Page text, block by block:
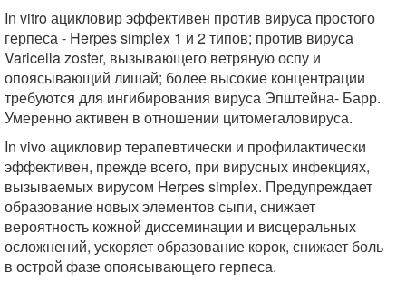
In vitro ацикловир эффективен против вируса простого
герпеса - Herpes simplex 1 и 2 типов; против вируса
Varicella zoster, вызывающего ветряную оспу и
опоясывающий лишай; более высокие концентрации
требуются для ингибирования вируса Эпштейна- Барр.
Умеренно активен в отношении цитомегаловируса.
In vivo ацикловир терапевтически и профилактически
эффективен, прежде всего, при вирусных инфекциях,
вызываемых вирусом Herpes simplex. Предупреждает
образование новых элементов сыпи, снижает
вероятность кожной диссеминации и висцеральных
осложнений, ускоряет образование корок, снижает боль
в острой фазе опоясывающего герпеса.